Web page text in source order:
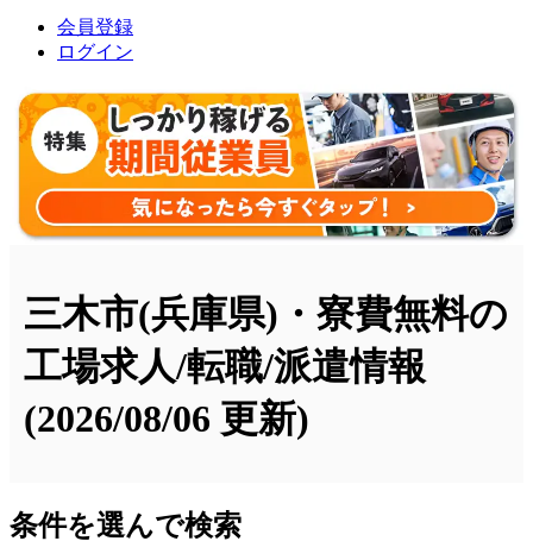
会員登録
ログイン
三木市(兵庫県)・寮費無料の
工場求人/転職/派遣情報
(2026/08/06 更新)
条件を選んで検索